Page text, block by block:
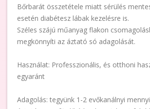
Bőrbarát összetétele miatt sérülés
esetén diabétesz lábak kezelésre is.
Széles szájú műanyag flakon
megkönnyíti az áztató só adagolását.
Használat: Professzionális, és otthoni
egyaránt
Adagolás: tegyünk 1-2 evőkanálnyi